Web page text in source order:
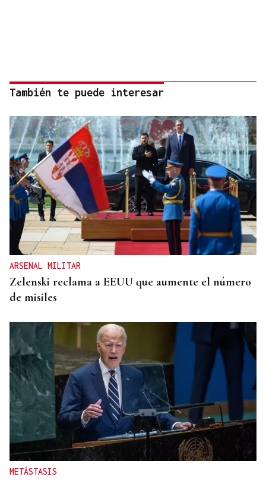
También te puede interesar
ARSENAL MILITAR
Zelenski reclama a EEUU que aumente el número
de misiles
METÁSTASIS